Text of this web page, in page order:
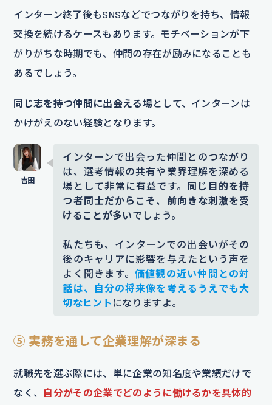
インターン終了後もSNSなどでつながりを持ち、情報
交換を続けるケースもあります。モチベーションが下
がりがちな時期でも、仲間の存在が励みになることも
あるでしょう。
同じ志を持つ仲間に出会える場として、インターンは
かけがえのない経験となります。
インターンで出会った仲間とのつながり
は、選考情報の共有や業界理解を深める
場として非常に有益です。 同じ目的を持
つ者同士だからこそ、前向きな刺激を受
けることが多いでしょう。
私たちも、インターンでの出会いがその
後のキャリアに影響を与えたという声を
よく聞きます。 価値観の近い仲間との対
話は、自分の将来像を考えるうえでも大
切なヒント になりますよ。
⑤ 実務を通して企業理解が深まる
就職先を選ぶ際には、単に企業の知名度や業績だけで
なく、 自分がその企業でどのように働けるかを具体的